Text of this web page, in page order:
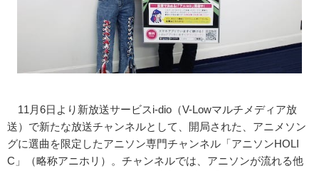
11月6日より新放送サービスi-dio（V-Lowマルチメディア放
送）で新たな放送チャンネルとして、開局された、アニメソン
グに選曲を限定したアニソン専門チャンネル「アニソンHOLI
C」（略称アニホリ）。チャンネルでは、アニソンが流れる他